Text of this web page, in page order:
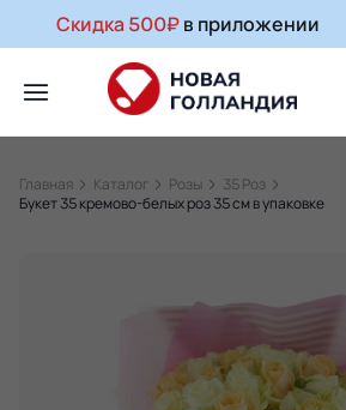
Скидка 500₽в приложении
Главная Каталог Розы
35 Роз
Букет 35 кремово-белых роз 35 см в упаковке